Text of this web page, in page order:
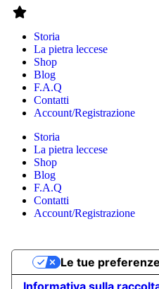
Storia
La pietra leccese
Shop
Blog
F.A.Q
Contatti
Account/Registrazione
Storia
La pietra leccese
Shop
Blog
F.A.Q
Contatti
Account/Registrazione
Le tue